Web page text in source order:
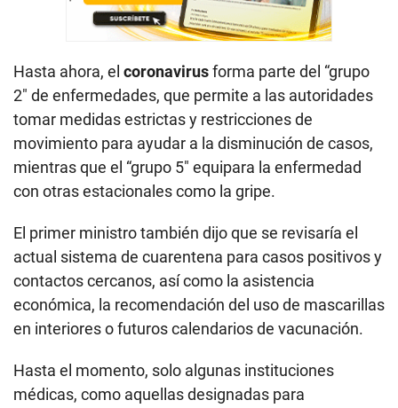
Hasta ahora, el coronavirusforma parte del “grupo
2″ de enfermedades, que permite a las autoridades
tomar medidas estrictas y restricciones de
movimiento para ayudar a la disminución de casos,
mientras que el “grupo 5″ equipara la enfermedad
con otras estacionales como la gripe.
El primer ministro también dijo que se revisaría el
actual sistema de cuarentena para casos positivos y
contactos cercanos, así como la asistencia
económica, la recomendación del uso de mascarillas
en interiores o futuros calendarios de vacunación.
Hasta el momento, solo algunas instituciones
médicas, como aquellas designadas para